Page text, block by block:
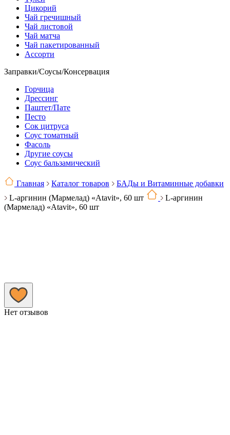
Цикорий
Чай гречишный
Чай листовой
Чай матча
Чай пакетированный
Ассорти
Заправки/Соусы/Консервация
Горчица
Дрессинг
Паштет/Пате
Песто
Сок цитруса
Соус томатный
Фасоль
Другие соусы
Соус бальзамический
Главная Каталог товаров
БАДы и Витаминные добавки
L-аргинин (Мармелад) «Atavit», 60 шт
L-аргинин
(Мармелад) «Atavit», 60 шт
Нет отзывов